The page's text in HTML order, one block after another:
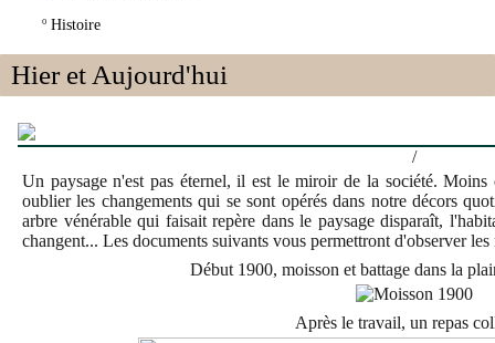
º Histoire
Hier et Aujourd'hui
/
Un paysage n'est pas éternel, il est le miroir de la société.
oublier les changements qui se sont opérés dans notre décors
arbre vénérable qui faisait repère dans le paysage disparaît,
changent... Les documents suivants vous permettront d'observer
Début 1900, moisson et battage dans la
Après le travail, un repas